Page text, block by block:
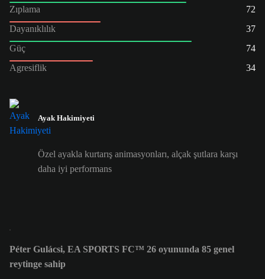
Zıplama
72
Dayanıklılık
37
Güç
74
Agresiflik
34
Ayak Hakimiyeti
Özel ayakla kurtarış animasyonları, alçak şutlara karşı
daha iyi performans
Péter Gulácsi, EA SPORTS FC™ 26 oyununda 85 genel
reytinge sahip